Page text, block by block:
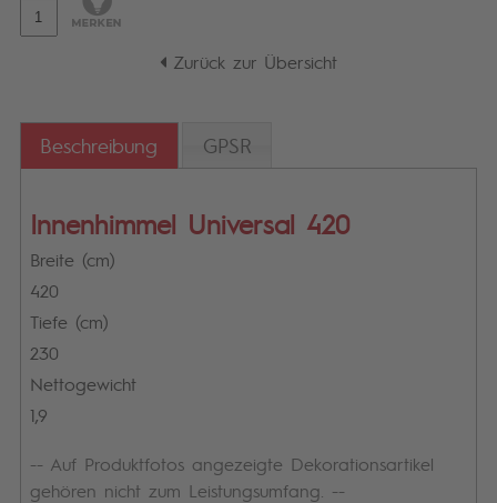
Zurück zur Übersicht
Beschreibung GPSR
Innenhimmel Universal 420
Breite (cm)
420
Tiefe (cm)
230
Nettogewicht
1,9
-- Auf Produktfotos angezeigte Dekorationsartikel
gehören nicht zum Leistungsumfang. --